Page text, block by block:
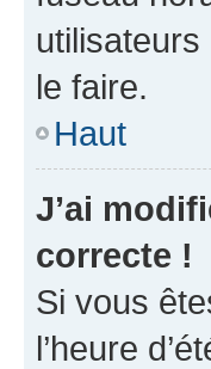
utilisateurs
le faire.
Haut
J’ai
correcte !
Si vous
l’heure